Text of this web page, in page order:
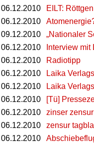
06.12.2010
EILT:
06.12.2010
09.12.2010
„Nationaler
06.12.2010
Interview
06.12.2010
Radiotipp
06.12.2010
Laika
06.12.2010
Laika
06.12.2010
[Tü]
06.12.2010
zinser zensur
06.12.2010
zensur
06.12.2010